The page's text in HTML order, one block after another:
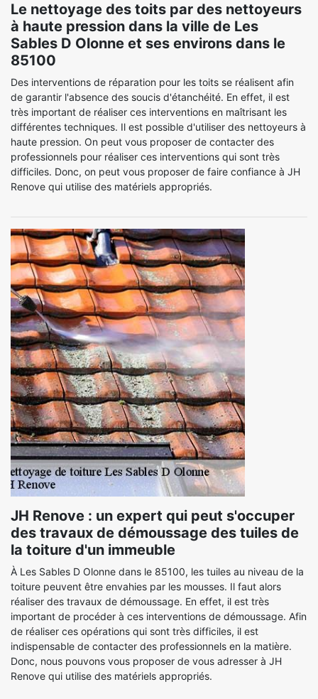
Le nettoyage des toits par des nettoyeurs
à haute pression dans la ville de Les
Sables D Olonne et ses environs dans le
85100
Des interventions de réparation pour les toits se réalisent afin
de garantir l'absence des soucis d'étanchéité. En effet, il est
très important de réaliser ces interventions en maîtrisant les
différentes techniques. Il est possible d'utiliser des nettoyeurs à
haute pression. On peut vous proposer de contacter des
professionnels pour réaliser ces interventions qui sont très
difficiles. Donc, on peut vous proposer de faire confiance à JH
Renove qui utilise des matériels appropriés.
JH Renove : un expert qui peut s'occuper
des travaux de démoussage des tuiles de
la toiture d'un immeuble
À Les Sables D Olonne dans le 85100, les tuiles au niveau de la
toiture peuvent être envahies par les mousses. Il faut alors
réaliser des travaux de démoussage. En effet, il est très
important de procéder à ces interventions de démoussage. Afin
de réaliser ces opérations qui sont très difficiles, il est
indispensable de contacter des professionnels en la matière.
Donc, nous pouvons vous proposer de vous adresser à JH
Renove qui utilise des matériels appropriés.